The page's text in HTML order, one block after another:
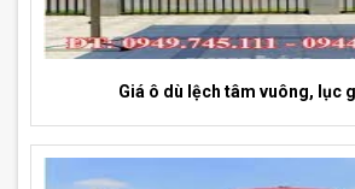
Giá ô dù lệch tâm vuông, lục